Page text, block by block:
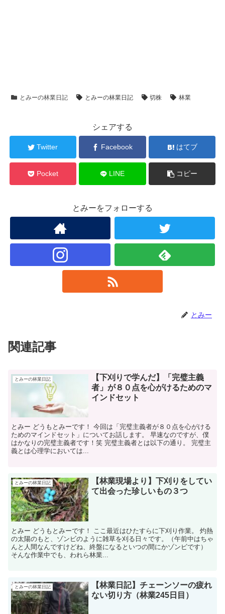
とみーの林業日記 とみーの林業日記 切株 林業
シェアする
Twitter Facebook はてブ
Pocket LINE コピー
とみーをフォローする
とみー
関連記事
とみーの林業日記
【下刈りで学んだ】「完璧主義
者」が８０点を心がけるためのマ
インドセット
とみー どうもとみーです！ 今回は「完璧主義者が８０点を心がける
ためのマインドセット」についてお話します。 早速なのですが、僕
はかなりの完璧主義者です！笑 完璧主義者とは以下の通り。 完璧主
義とは心理学においては...
とみーの林業日記
【林業現場より】下刈りをしてい
て出会った珍しいもの３つ
とみー どうもとみーです！ ここ最近はひたすらに下刈り作業。 灼熱
の太陽のもと、ゾンビのように雑草を刈る日々です。（午前中はちゃ
んと人間なんですけどね、終盤になるといつの間にかゾンビです）
そんな作業中でも、われら林業...
とみーの林業日記
【林業日記】チェーンソーの疲れ
ない切り方（林業245日目）